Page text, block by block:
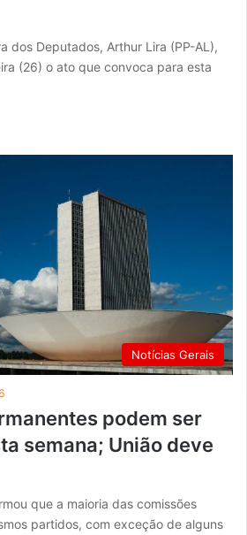
dos Deputados, Arthur Lira (PP-AL),
(26) o ato que convoca para esta
Notícias Gerais
podem ser
semana; União deve
que a maioria das comissões
partidos, com exceção de alguns